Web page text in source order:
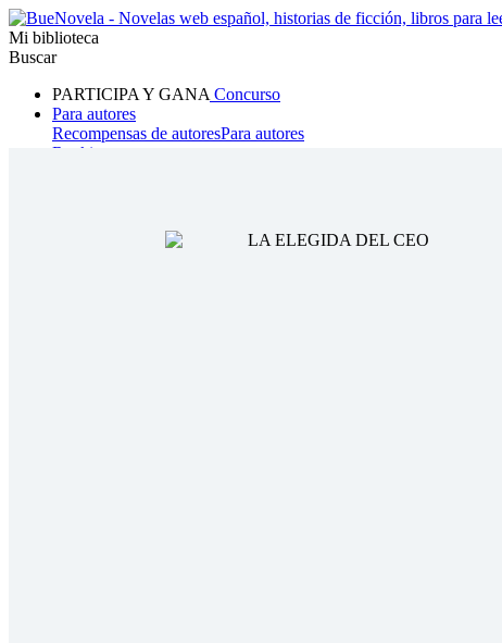
Mi biblioteca
Buscar
PARTICIPA Y GANA Concurso
Para autores
Recompensas de autoresPara autores
Ranking
Hombre lobo Mafia Sistema FantasíaUrbano